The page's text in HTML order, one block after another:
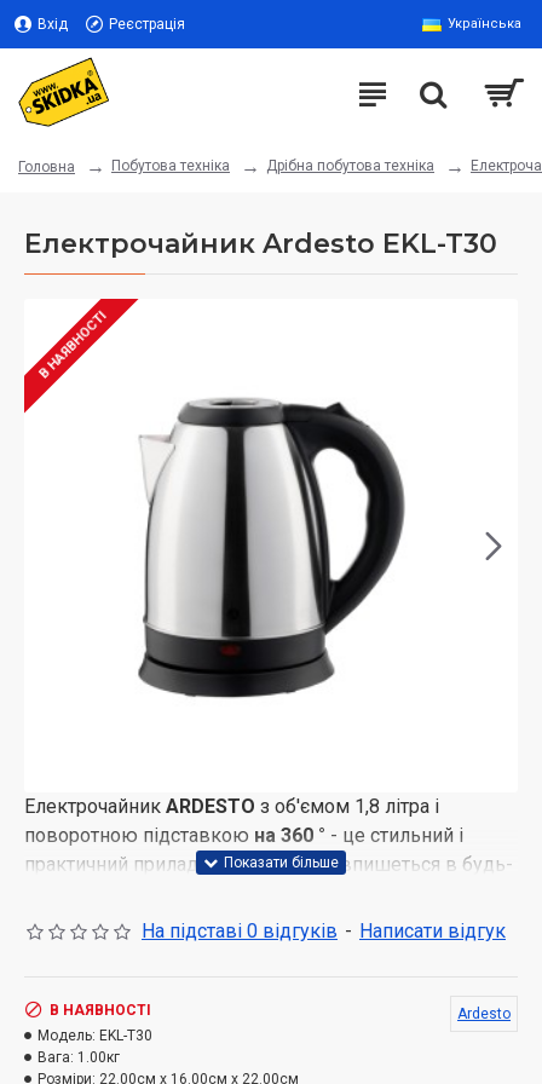
Вхід Реєстрація Українська
Головна Побутова техніка Дрібна побутова техніка
Електрочайник Ardesto EKL-T30
В НАЯВНОСТІ
Електрочайник ARDESTO з об'ємом 1,8 літра і
поворотною підставкою на 360 ° - це стильний і
практичний прилад, який відмінно впишеться в будь-
нержавіючої сталі, що забезпечує довговічність та
надає чайнику сучасного вигляду та зручності у
використанні.
роботи приладу, додаючи функціональності.
На підставі 0 відгуків - Написати відгук
В НАЯВНОСТІ
Модель: EKL-T30
Вага: 1.00кг
Розміри: 22.00см x 16.00см x 22.00см
Ardesto